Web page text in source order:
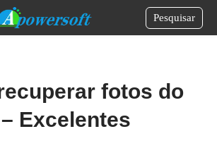
Pesquisar
fotos do
Excelentes